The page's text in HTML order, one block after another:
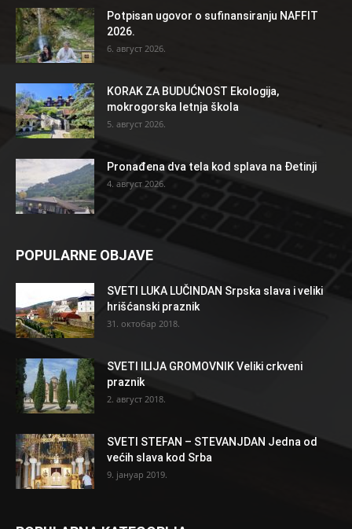
Potpisan ugovor o sufinansiranju NAFFIT
2026.
6. август 2026.
KORAK ZA BUDUĆNOST Ekologija,
mokrogorska letnja škola
5. август 2026.
Pronađena dva tela kod splava na Đetinji
4. август 2026.
POPULARNE OBJAVE
SVETI LUKA LUČINDAN Srpska slava i veliki
hrišćanski praznik
31. октобар 2018.
SVETI ILIJA GROMOVNIK Veliki crkveni
praznik
2. август 2018.
SVETI STEFAN – STEVANJDAN Jedna od
većih slava kod Srba
9. јануар 2019.